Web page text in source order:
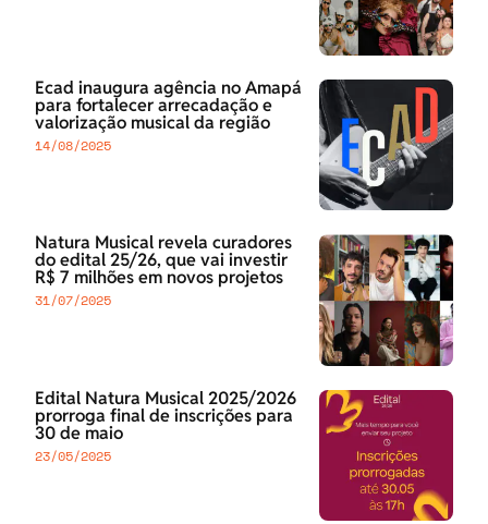
Ecad inaugura agência no Amapá
para fortalecer arrecadação e
valorização musical da região
14/08/2025
Natura Musical revela curadores
do edital 25/26, que vai investir
R$ 7 milhões em novos projetos
31/07/2025
Edital Natura Musical 2025/2026
prorroga final de inscrições para
30 de maio
23/05/2025